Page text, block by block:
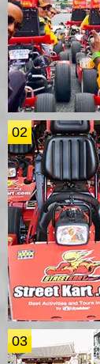
02
03